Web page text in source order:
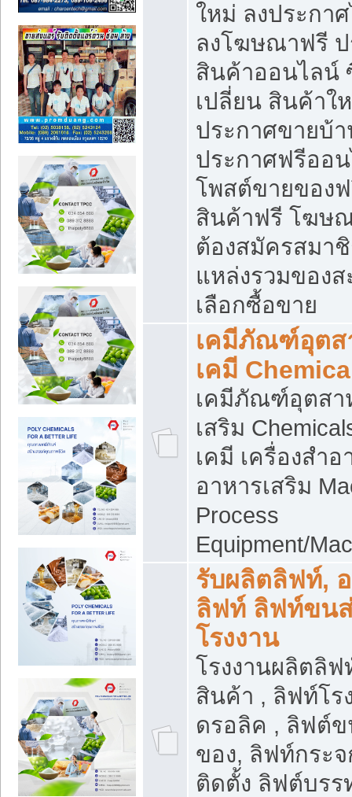
ใหม่ ลงประกา
ลงโฆษณาฟรี
สินค้าออนไลน์
เปลี่ยน สินค้าใ
ประกาศขายบ้
ประกาศฟรีออ
โพสต์ขายของ
สินค้าฟรี โฆษ
ต้องสมัครสมา
แหล่งรวมของ
เลือกซื้อขาย
เคมีภัณฑ์อุตส
เคมี
เคมีภัณฑ์อุตสา
เสริม
เคมี เครื่องสำ
อาหารเสริม
Process
Equipment/
รับผลิตลิฟท์,
ลิฟท์ ลิฟท์ขน
โรงงาน
โรงงานผลิตลิ
สินค้า , ลิฟท์โร
ดรอลิค , ลิฟต์
ของ, ลิฟท์กระ
ติดตั้ง ลิฟต์บร